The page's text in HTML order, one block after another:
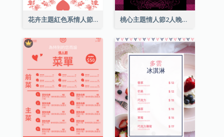
花卉主題紅色系情人節菜單 桃心主題情人節2人晚餐菜單